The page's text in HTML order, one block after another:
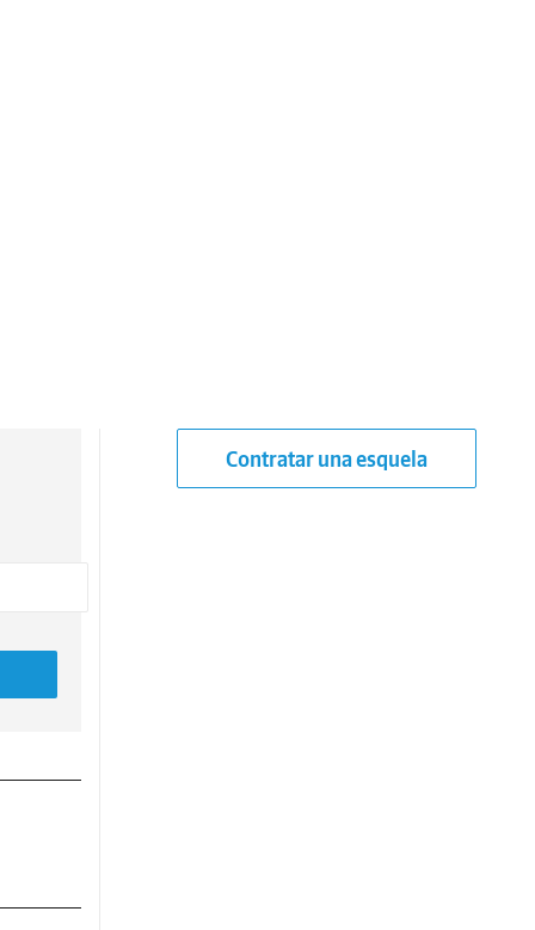
Contratar una esquela